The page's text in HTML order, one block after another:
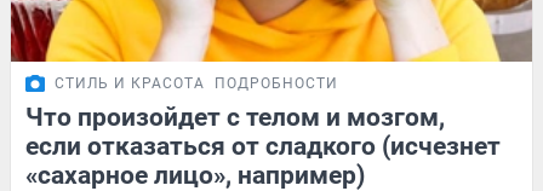
СТИЛЬ И КРАСОТА ПОДРОБНОСТИ
Что произойдет с телом и мозгом,
если отказаться от сладкого (исчезнет
«сахарное лицо», например)